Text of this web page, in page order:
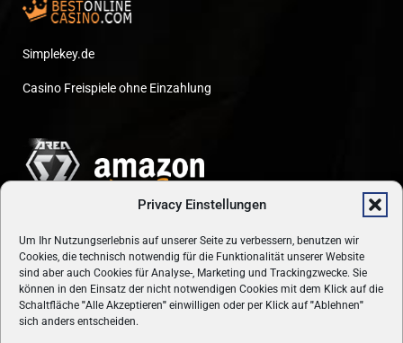
Privacy Einstellungen
Um Ihr Nutzungserlebnis auf unserer Seite zu verbessern, benutzen wir
Cookies, die technisch notwendig für die Funktionalität unserer Website
sind aber auch Cookies für Analyse-, Marketing und Trackingzwecke. Sie
können in den Einsatz der nicht notwendigen Cookies mit dem Klick auf die
Schaltfläche "Alle Akzeptieren" einwilligen oder per Klick auf"Ablehnen"
sich anders entscheiden.
Simplekey.de
Casino Freispiele ohne Einzahlung